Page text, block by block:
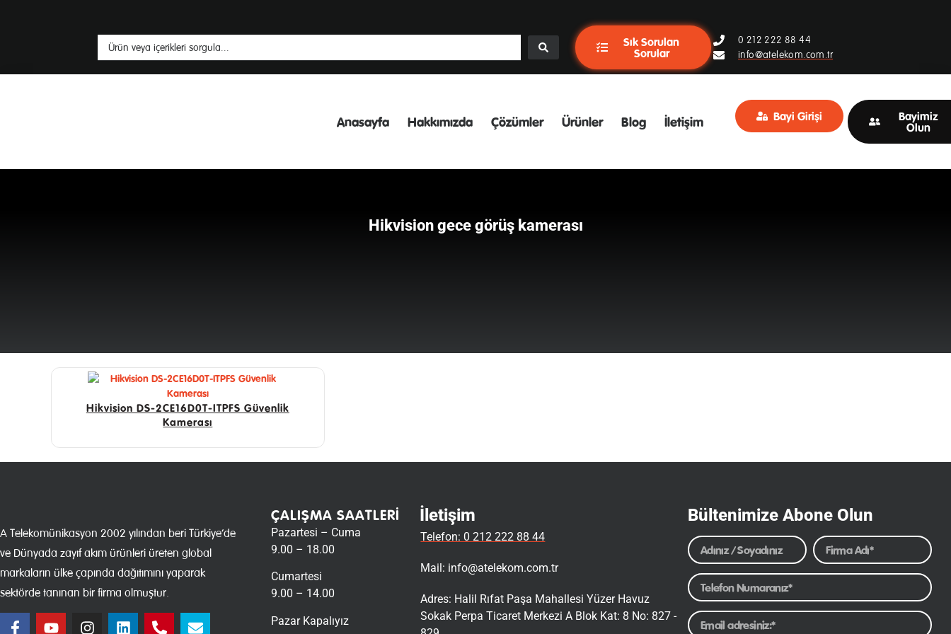
Sık Sorulan
Sorular
0 212 222 88 44
info@atelekom.com.tr
Anasayfa Hakkımızda Çözümler Ürünler Blog İletişim Bayi Girişi
Bayimiz
Olun
Hikvision gece görüş kamerası
Hikvision DS-2CE16D0T-ITPFS Güvenlik
Kamerası
A Telekomünikasyon 2002 yılından beri Türkiye’de
ve Dünyada zayıf akım ürünleri üreten global
markaların ülke çapında dağıtımını yaparak
sektörde tanınan bir firma olmuştur.
ÇALIŞMA SAATLERI
Pazartesi – Cuma
9.00 – 18.00
Cumartesi
9.00 – 14.00
Pazar Kapalıyız
İletişim
Telefon: 0 212 222 88 44
Mail: info@atelekom.com.tr
Adres: Halil Rıfat Paşa Mahallesi Yüzer Havuz
Sokak Perpa Ticaret Merkezi A Blok Kat: 8 No: 827 -
Bültenimize Abone Olun